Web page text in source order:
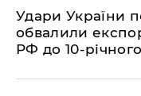
​Удари України
обвалили
РФ до 10-